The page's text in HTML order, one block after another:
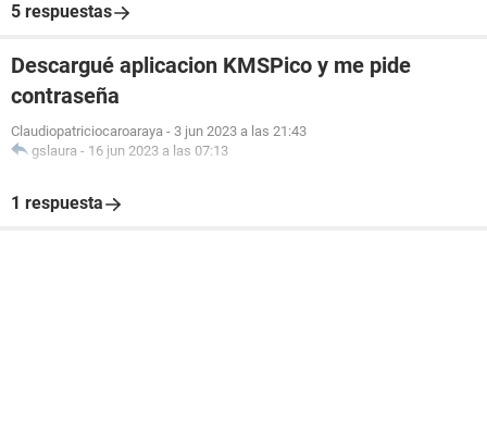
5 respuestas
Descargué aplicacion KMSPico y me pide
contraseña
Claudiopatriciocaroaraya - 3 jun 2023 a las 21:43
gslaura - 16 jun 2023 a las 07:13
1 respuesta